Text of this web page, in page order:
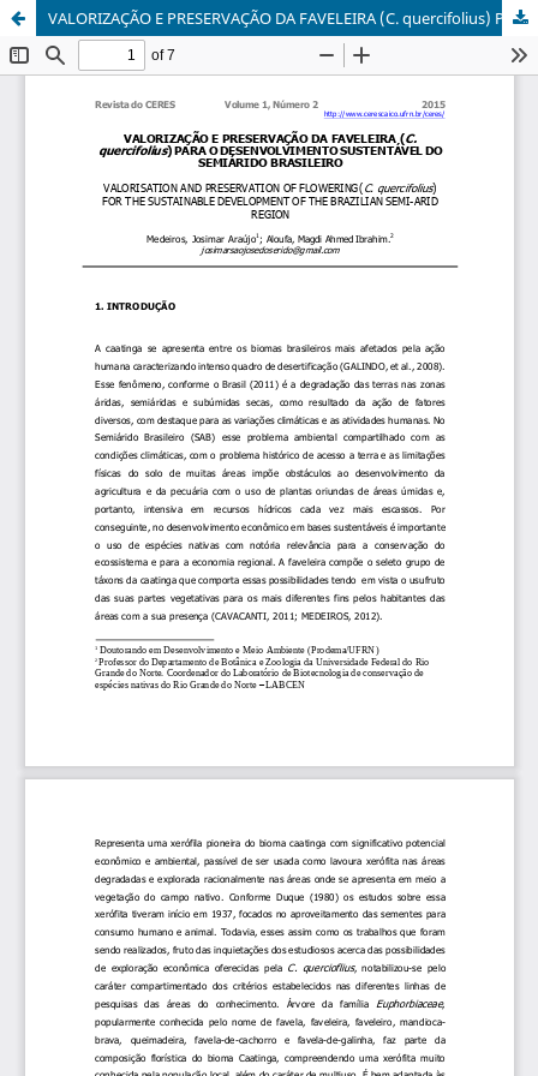
VALORIZAÇÃO E PRESERVAÇÃO DA FAVELEIRA (C. quercifolius) PARA O DESENVOLVIMENTO SUSTENTÁVEL DO SEMIÁRIDO BRASILEIRO